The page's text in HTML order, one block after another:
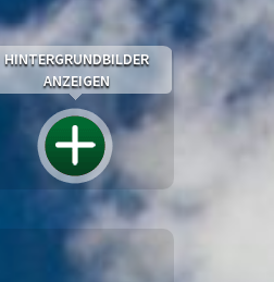
HINTERGRUNDBILDER
ANZEIGEN